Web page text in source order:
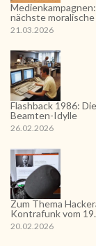
nächste
21.03.2026
Flashback 1986:
Beamten-Idylle
26.02.2026
Zum Thema
Kontrafunk vom
20.02.2026